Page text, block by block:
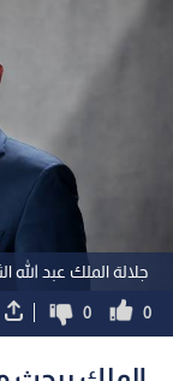
جلالة الملك عبد الله
0
0